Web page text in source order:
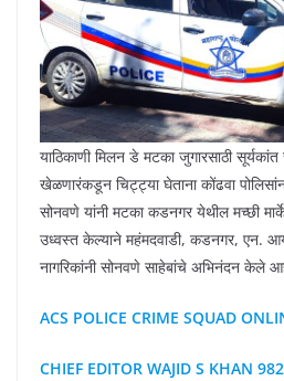
याठिकाणी मिलन डे मटका जुगारसाठी
खेळणारंकडून चिट्ट्या घेताना कोंढवा
सोनवणे यांनी मटका कडनगर येथील मच्छी
उध्वस्त केल्याने महंमदवाडी, कडनगर, एन.
नागरिकांनी सोनवणे साहेबांचे अभिनंदन केले
ACS POLICE CRIME SQUAD
CHIEF EDITOR WAJID S KHAN